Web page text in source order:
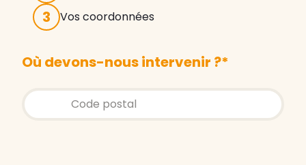
3 Vos coordonnées
Où devons-nous intervenir ?*
Store locator global - Autocompletion
Rechercher